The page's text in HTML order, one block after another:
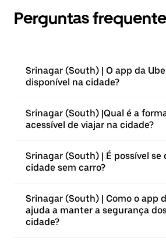
Perguntas
Srinagar (South) | O app da
disponível na cidade?
Srinagar (South) |⁠Qual é a
acessível de viajar na cidade?
Srinagar (South) | É possível se
cidade sem carro?
Srinagar (South) | Como o app
ajuda a manter a segurança
cidade?